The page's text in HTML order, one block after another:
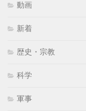
動画
新着
歴史・宗教
科学
軍事